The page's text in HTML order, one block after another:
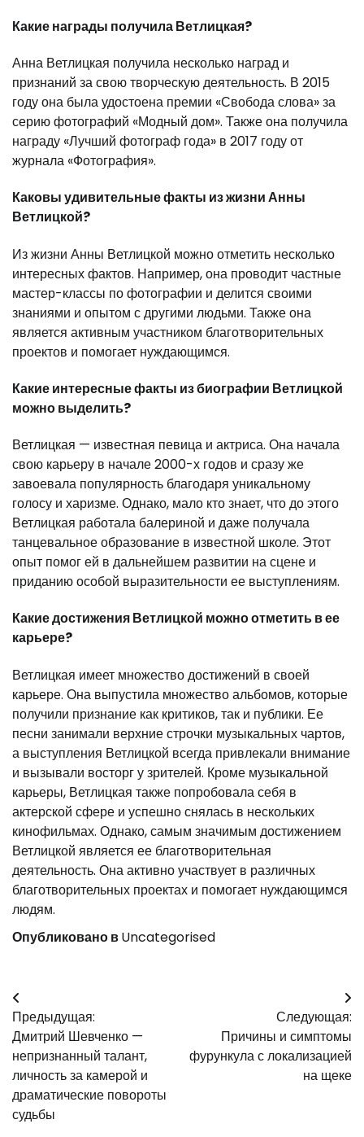
Какие награды получила Ветлицкая?
Анна Ветлицкая получила несколько наград и
признаний за свою творческую деятельность. В 2015
году она была удостоена премии «Свобода слова» за
серию фотографий «Модный дом». Также она получила
награду «Лучший фотограф года» в 2017 году от
журнала «Фотография».
Каковы удивительные факты из жизни Анны
Ветлицкой?
Из жизни Анны Ветлицкой можно отметить несколько
интересных фактов. Например, она проводит частные
мастер-классы по фотографии и делится своими
знаниями и опытом с другими людьми. Также она
является активным участником благотворительных
проектов и помогает нуждающимся.
Какие интересные факты из биографии Ветлицкой
можно выделить?
Ветлицкая — известная певица и актриса. Она начала
свою карьеру в начале 2000-х годов и сразу же
завоевала популярность благодаря уникальному
голосу и харизме. Однако, мало кто знает, что до этого
Ветлицкая работала балериной и даже получала
танцевальное образование в известной школе. Этот
опыт помог ей в дальнейшем развитии на сцене и
приданию особой выразительности ее выступлениям.
Какие достижения Ветлицкой можно отметить в ее
карьере?
Ветлицкая имеет множество достижений в своей
карьере. Она выпустила множество альбомов, которые
получили признание как критиков, так и публики. Ее
песни занимали верхние строчки музыкальных чартов,
а выступления Ветлицкой всегда привлекали внимание
и вызывали восторг у зрителей. Кроме музыкальной
карьеры, Ветлицкая также попробовала себя в
актерской сфере и успешно снялась в нескольких
кинофильмах. Однако, самым значимым достижением
Ветлицкой является ее благотворительная
деятельность. Она активно участвует в различных
благотворительных проектах и помогает нуждающимся
людям.
Опубликовано вUncategorised
Навигация
по
записям
Предыдущая:
Дмитрий Шевченко —
непризнанный талант,
личность за камерой и
драматические повороты
судьбы
Следующая:
Причины и симптомы
фурункула с локализацией
на щеке